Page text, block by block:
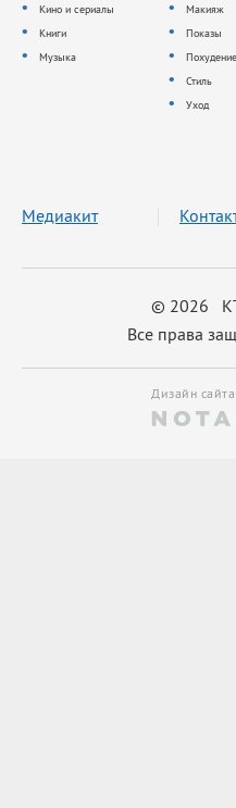
Кино и сериалы
Книги
Музыка
Макияж
Показы
Похудение
Стиль
Уход
© 2026
Все права
Медиакит
Дизайн